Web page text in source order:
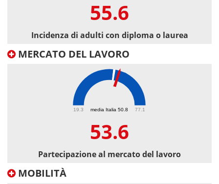
55.6
Incidenza di adulti con diploma o laurea
MERCATO DEL LAVORO
media Italia 50.8
19.3 77.1
53.6
Partecipazione al mercato del lavoro
MOBILITÀ